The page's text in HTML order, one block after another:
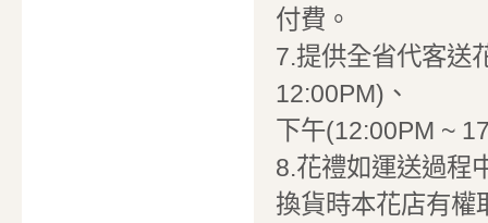
付費。
7.提供全省代客送
12:00PM)、
下午(12:00PM ~
8.花禮如運送過程
換貨時本花店有權